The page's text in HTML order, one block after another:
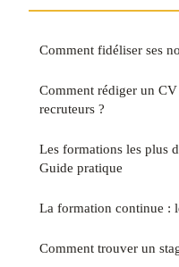
Comment fidéliser ses
Comment rédiger un
recruteurs ?
Les formations les plus
Guide pratique
La formation continue :
Comment trouver un